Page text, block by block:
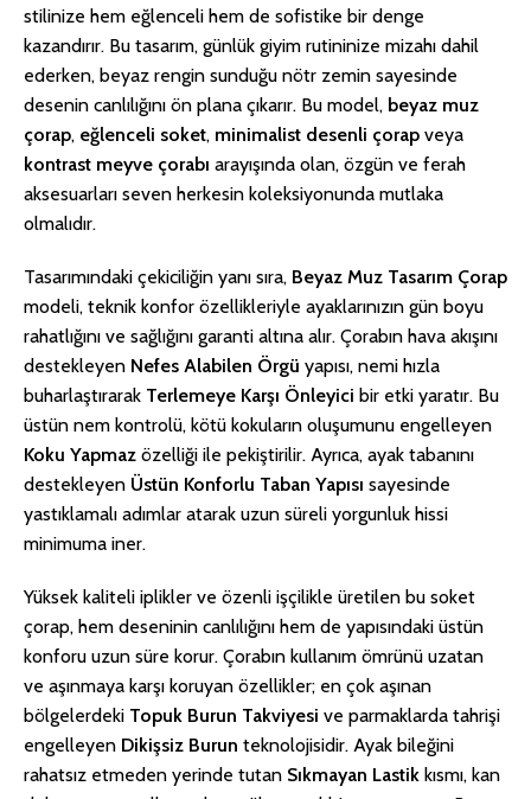
stilinize hem eğlenceli hem de sofistike bir denge
kazandırır. Bu tasarım, günlük giyim rutininize mizahı dahil
ederken, beyaz rengin sunduğu nötr zemin sayesinde
desenin canlılığını ön plana çıkarır. Bu model, beyaz muz
çorap, eğlenceli soket, minimalist desenli çorap veya
kontrast meyve çorabı arayışında olan, özgün ve ferah
aksesuarları seven herkesin koleksiyonunda mutlaka
olmalıdır.
Tasarımındaki çekiciliğin yanı sıra, Beyaz Muz Tasarım Çorap
modeli, teknik konfor özellikleriyle ayaklarınızın gün boyu
rahatlığını ve sağlığını garanti altına alır. Çorabın hava akışını
destekleyen Nefes Alabilen Örgü yapısı, nemi hızla
buharlaştırarak Terlemeye Karşı Önleyici bir etki yaratır. Bu
üstün nem kontrolü, kötü kokuların oluşumunu engelleyen
Koku Yapmaz özelliği ile pekiştirilir. Ayrıca, ayak tabanını
destekleyen Üstün Konforlu Taban Yapısı sayesinde
yastıklamalı adımlar atarak uzun süreli yorgunluk hissi
minimuma iner.
Yüksek kaliteli iplikler ve özenli işçilikle üretilen bu soket
çorap, hem deseninin canlılığını hem de yapısındaki üstün
konforu uzun süre korur. Çorabın kullanım ömrünü uzatan
ve aşınmaya karşı koruyan özellikler; en çok aşınan
bölgelerdeki Topuk Burun Takviyesi ve parmaklarda tahrişi
engelleyen Dikişsiz Burun teknolojisidir. Ayak bileğini
rahatsız etmeden yerinde tutan Sıkmayan Lastik kısmı, kan